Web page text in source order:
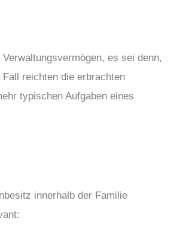
es sei denn,
reichten die erbrachten
typischen Aufgaben eines
innerhalb der Familie